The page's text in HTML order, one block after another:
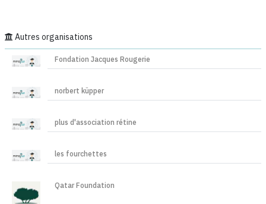
Autres organisations
Fondation Jacques Rougerie
norbert küpper
plus d'association rétine
les fourchettes
Qatar Foundation